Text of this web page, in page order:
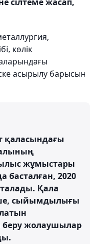
көлік
асырылу барысын
қаласындағы
жұмыстары
2020
Қала
сыйымдылығы
беру жолаушылар